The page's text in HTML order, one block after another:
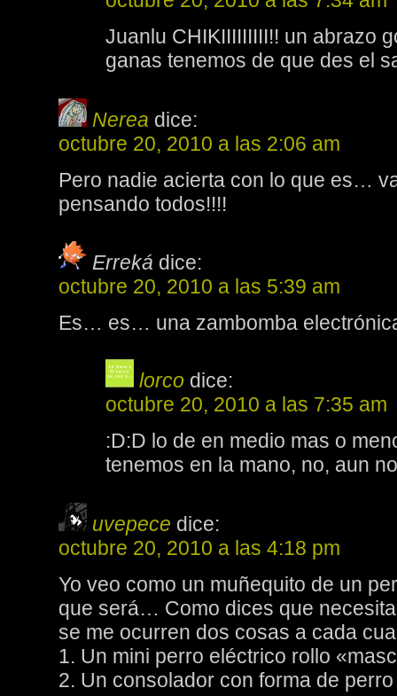
Juanlu CHIKIIIIIIIII!! un abrazo
ganas tenemos de que des el
Nerea dice:
octubre 20, 2010 a las 2:06 am
Pero nadie acierta con lo que es…
pensando todos!!!!
Erreká dice:
octubre 20, 2010 a las 5:39 am
Es… es… una zambomba
lorco dice:
octubre 20, 2010 a las 7:35 am
:D:D lo de en medio mas o
tenemos en la mano, no, aun
uvepece dice:
octubre 20, 2010 a las 4:18 pm
Yo veo como un muñequito de un
que será… Como dices que
se me ocurren dos cosas a cada
1. Un mini perro eléctrico rollo
2. Un consolador con forma de